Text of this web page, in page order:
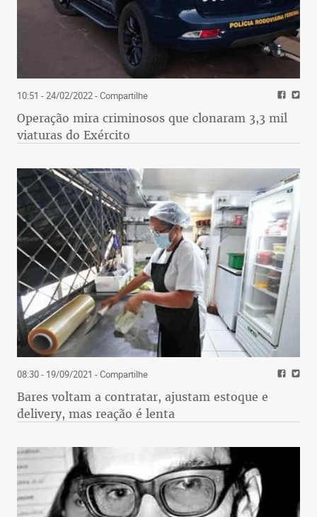
10:51 - 24/02/2022- Compartilhe
Operação mira criminosos que clonaram 3,3 mil
viaturas do Exército
08:30 - 19/09/2021 - Compartilhe
Bares voltam a contratar, ajustam estoque e
delivery, mas reação é lenta